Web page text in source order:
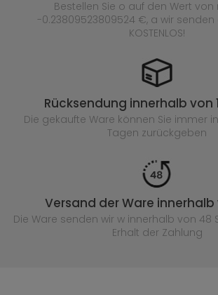
Bestellen Sie o auf den Wert
-0.23809523809524 €, a wir senden
KOSTENLOS!
Rücksendung innerhalb von
Die gekaufte Ware können Sie immer
Tagen zurückgeben
Versand der Ware innerhalb
Die Ware senden wir w innerhalb von 48
Erhalt der Zahlung